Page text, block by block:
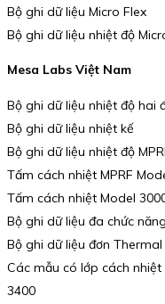
Bộ ghi dữ liệu Micro Flex
Bộ ghi dữ liệu nhiệt độ
Mesa Labs Việt Nam
Bộ ghi dữ liệu nhiệt độ hai
Bộ ghi dữ liệu nhiệt kế
Bộ ghi dữ liệu nhiệt độ
Tấm cách nhiệt MPRF
Tấm cách nhiệt Model
Bộ ghi dữ liệu đa chức
Bộ ghi dữ liệu đơn
Các mẫu có lớp cách
3400